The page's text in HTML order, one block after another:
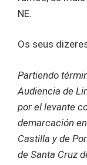
NE.
Os seus
Partiendo
Audiencia de
por el levante
demarcación
Castilla y de
de Santa Cruz